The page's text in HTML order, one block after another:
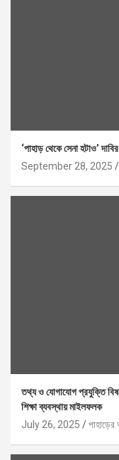
‘পাহাড় থেকে সেনা হটাও’
September 28, 2025
তথ্য ও যোগাযোগ প্রযুক্তি
শিক্ষা ব্যবস্থায় মাইলফলক
July 26, 2025